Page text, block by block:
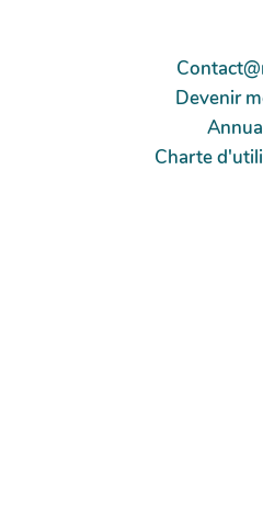
Devenir
Charte